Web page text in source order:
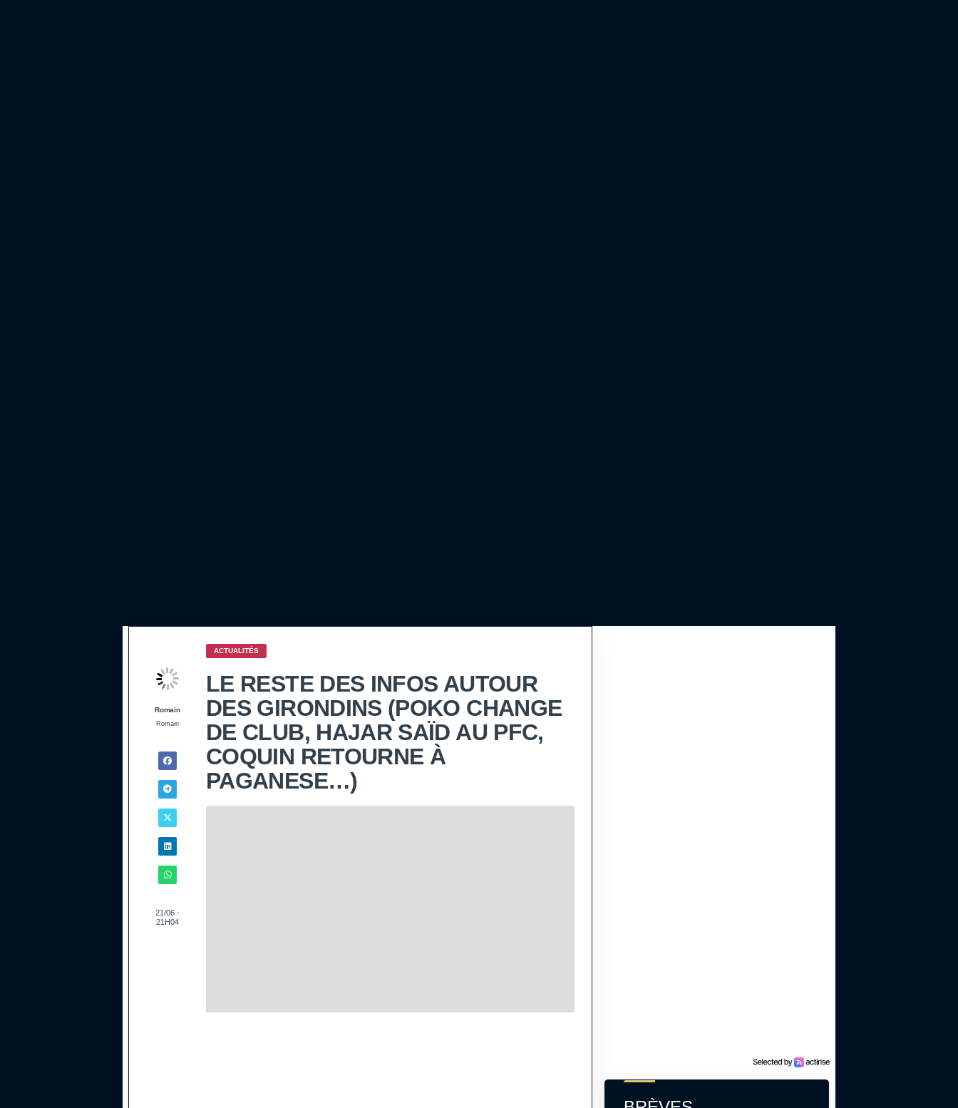
Romain
Romain
21/06 -
21H04
ACTUALITÉS
LE RESTE DES INFOS AUTOUR
DES GIRONDINS (POKO CHANGE
DE CLUB, HAJAR SAÏD AU PFC,
COQUIN RETOURNE À
PAGANESE…)